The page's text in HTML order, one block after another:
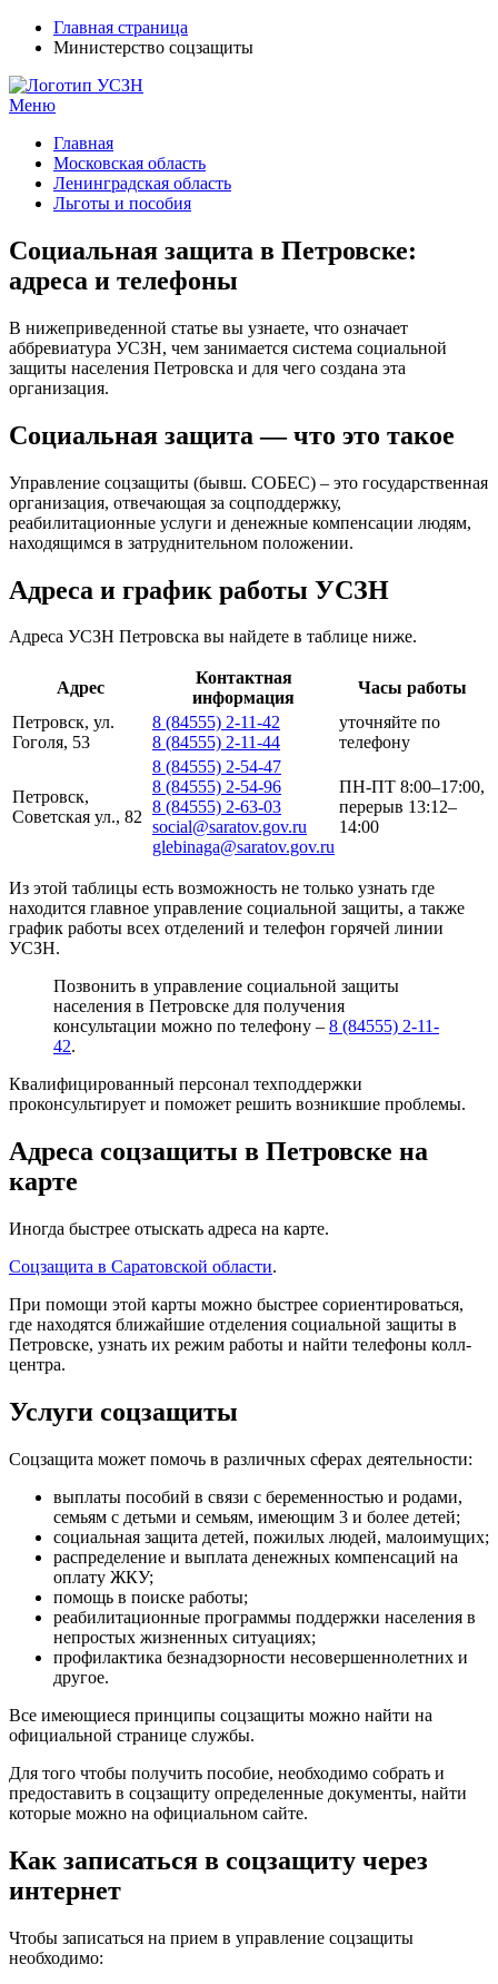
Главная страница
Министерство соцзащиты
Меню
Главная
Московская область
Ленинградская область
Льготы и пособия
Социальная защита в Петровске:
адреса и телефоны
В нижеприведенной статье вы узнаете, что означает
аббревиатура УСЗН, чем занимается система социальной
защиты населения Петровска и для чего создана эта
организация.
Социальная защита — что это такое
Управление соцзащиты (бывш. СОБЕС) – это государственная
организация, отвечающая за соцподдержку,
реабилитационные услуги и денежные компенсации людям,
находящимся в затруднительном положении.
Адреса и график работы УСЗН
Адреса УСЗН Петровска вы найдете в таблице ниже.
Адрес
Контактная
информация
Часы работы
Петровск, ул.
Гоголя, 53
8 (84555) 2-11-42
8 (84555) 2-11-44
уточняйте по
телефону
Петровск,
Советская ул., 82
8 (84555) 2-54-47
8 (84555) 2-54-96
8 (84555) 2-63-03
social@saratov.gov.ru
glebinaga@saratov.gov.ru
ПН-ПТ 8:00–17:00,
перерыв 13:12–
14:00
Из этой таблицы есть возможность не только узнать где
находится главное управление социальной защиты, а также
график работы всех отделений и телефон горячей линии
УСЗН.
Позвонить в управление социальной защиты
населения в Петровске для получения
консультации можно по телефону – 8 (84555) 2-11-
42.
Квалифицированный персонал техподдержки
проконсультирует и поможет решить возникшие проблемы.
Адреса соцзащиты в Петровске на
карте
Иногда быстрее отыскать адреса на карте.
Соцзащита в Саратовской области.
При помощи этой карты можно быстрее сориентироваться,
где находятся ближайшие отделения социальной защиты в
Петровске, узнать их режим работы и найти телефоны колл-
центра.
Услуги соцзащиты
Соцзащита может помочь в различных сферах деятельности:
выплаты пособий в связи с беременностью и родами,
семьям с детьми и семьям, имеющим 3 и более детей;
социальная защита детей, пожилых людей, малоимущих;
распределение и выплата денежных компенсаций на
оплату ЖКУ;
помощь в поиске работы;
реабилитационные программы поддержки населения в
непростых жизненных ситуациях;
профилактика безнадзорности несовершеннолетних и
другое.
Все имеющиеся принципы соцзащиты можно найти на
официальной странице службы.
Для того чтобы получить пособие, необходимо собрать и
предоставить в соцзащиту определенные документы, найти
которые можно на официальном сайте.
Как записаться в соцзащиту через
интернет
Чтобы записаться на прием в управление соцзащиты
необходимо: